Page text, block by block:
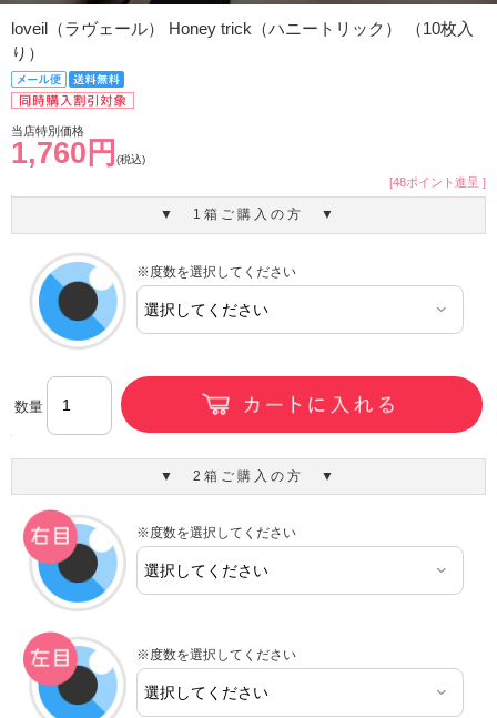
loveil（ラヴェール） Honey trick（ハニートリック） （10枚入
り）
当店特別価格
1,760円 (税込)
[48ポイント進呈 ]
▼ 1箱ご購入の方 ▼
※度数を選択してください
数量
▼ 2箱ご購入の方 ▼
※度数を選択してください
※度数を選択してください